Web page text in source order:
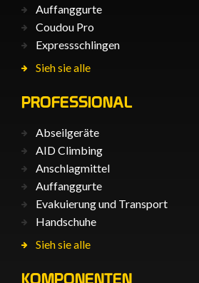
Auffanggurte
Coudou Pro
Expressschlingen
Sieh sie alle
PROFESSIONAL
Abseilgeräte
AID Climbing
Anschlagmittel
Auffanggurte
Evakuierung und Transport
Handschuhe
Sieh sie alle
KOMPONENTEN